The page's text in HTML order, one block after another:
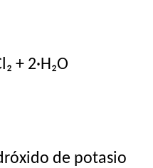
+ 2·H₂O
de potasio